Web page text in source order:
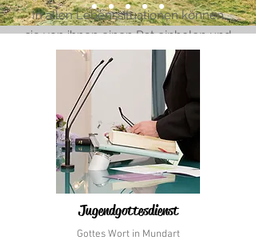
In allen Lebenssituationen können
sie von ihnen einen Rat einholen und
immer auf ihre Anteilnahme und
Gebetsbegleitung bauen.
Jugendgottesdienst
Gottes Wort in Mundart